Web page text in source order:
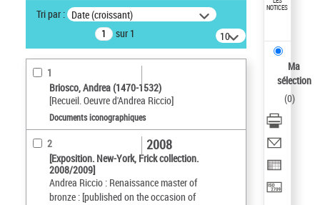
Tri par : Date (croissant)
sur 1
10
résultats/page
1
Briosco, Andrea (1470-1532)
[Recueil. Oeuvre d'Andrea Riccio]
Documents iconographiques
2
[Exposition. New-York, Frick collection.
2008/2009]
Andrea Riccio : Renaissance master of
bronze : [published on the occasion of
2008
NOTICES
Ma
sélection
(0)